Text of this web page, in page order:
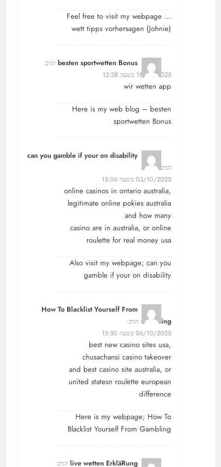
Feel free to visit my webpage …
wett tipps vorhersagen (Johnie)
besten sportwetten Bonus הגיב:
18/09/2025 בשעה 12:28
wir wetten app
Here is my web blog – besten
sportwetten Bonus
can you gamble if your on disability
הגיב:
03/10/2025 בשעה 15:06
online casinos in ontario australia,
legitimate online pokies australia
and how many
casino are in australia, or online
roulette for real money usa
Also visit my webpage; can you
gamble if your on disability
How To Blacklist Yourself From
Gambling הגיב:
06/10/2025 בשעה 15:50
best new casino sites usa,
chusachansi casino takeover
and best casino site australia, or
united statesn roulette european
difference
Here is my webpage; How To
Blacklist Yourself From Gambling
live wetten ErkläRung הגיב: